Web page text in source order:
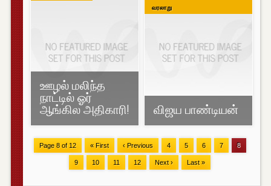
ஊழல் மலிந்த
நாட்டில் ஓர்
ஆங்கில அதிகாரி!
வரலாறு
விஜய பாண்டியன்
Page 8 of 12 « First ‹ Previous 4 5 6 7 8
9 10 11 12 Next › Last »